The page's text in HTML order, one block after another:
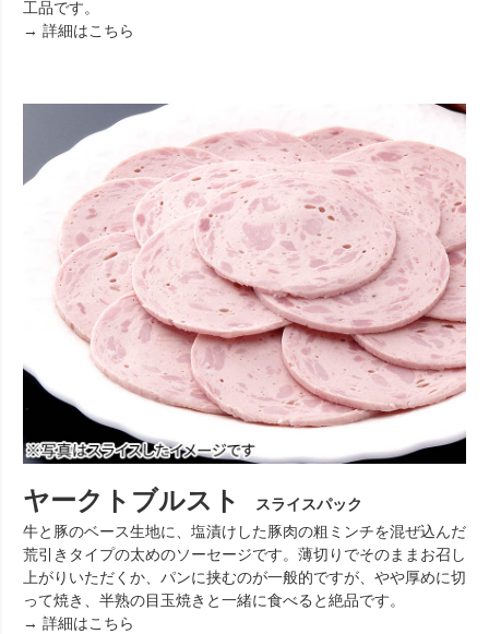
工品です。
→ 詳細はこちら
ヤークトブルスト
スライスパック
牛と豚のベース生地に、塩漬けした豚肉の粗ミンチを混ぜ込んだ
荒引きタイプの太めのソーセージです。薄切りでそのままお召し
上がりいただくか、パンに挟むのが一般的ですが、やや厚めに切
って焼き、半熟の目玉焼きと一緒に食べると絶品です。
→ 詳細はこちら